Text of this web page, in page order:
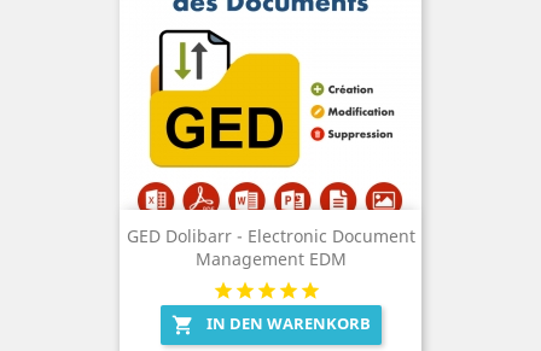
GED Dolibarr - Electronic Document
Management EDM
 IN DEN WARENKORB